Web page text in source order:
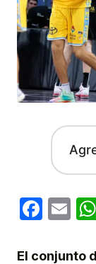
El conjunto